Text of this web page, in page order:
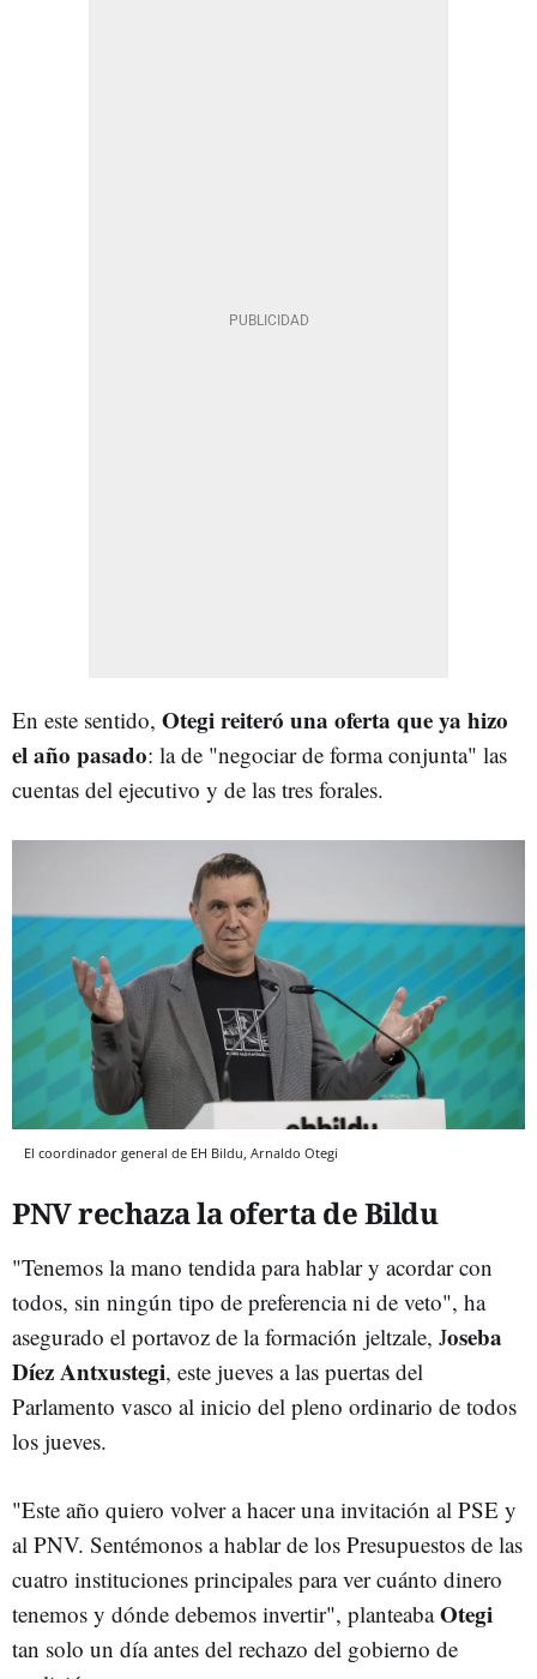
En este sentido, Otegi reiteró una oferta que ya hizo
el año pasado: la de "negociar de forma conjunta" las
cuentas del ejecutivo y de las tres forales.
El coordinador general de EH Bildu, Arnaldo Otegi
PNV rechaza la oferta de Bildu
"Tenemos la mano tendida para hablar y acordar con
todos, sin ningún tipo de preferencia ni de veto", ha
asegurado el portavoz de la formación jeltzale, Joseba
Díez Antxustegi, este jueves a las puertas del
Parlamento vasco al inicio del pleno ordinario de todos
los jueves.
"Este año quiero volver a hacer una invitación al PSE y
al PNV. Sentémonos a hablar de los Presupuestos de las
cuatro instituciones principales para ver cuánto dinero
tenemos y dónde debemos invertir", planteabaOtegi
tan solo un día antes del rechazo del gobierno de